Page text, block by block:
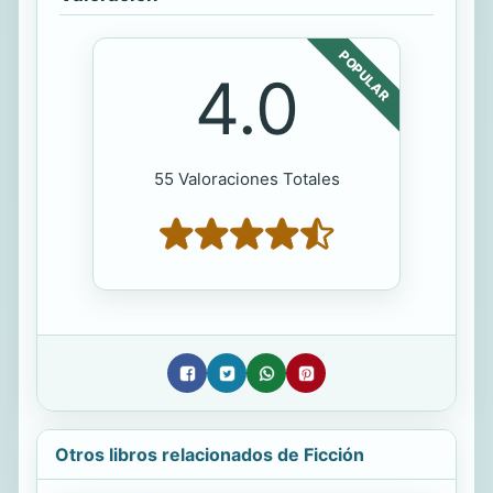
POPULAR
4.0
55 Valoraciones Totales
Otros libros relacionados de Ficción